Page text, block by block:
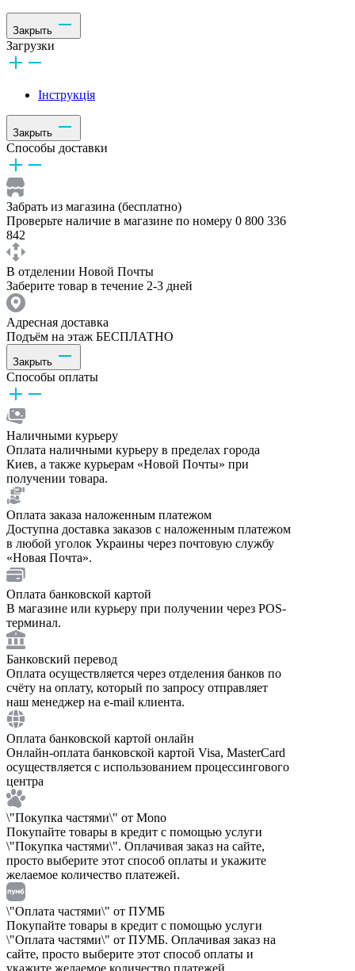
Закрыть
Загрузки
Інструкція
Закрыть
Способы доставки
Забрать из магазина (бесплатно)
Проверьте наличие в магазине по номеру 0 800 336
842
В отделении Новой Почты
Заберите товар в течение 2-3 дней
Адресная доставка
Подъём на этаж БЕСПЛАТНО
Закрыть
Способы оплаты
Наличными курьеру
Оплата наличными курьеру в пределах города
Киев, а также курьерам «Новой Почты» при
получении товара.
Оплата заказа наложенным платежом
Доступна доставка заказов с наложенным платежом
в любой уголок Украины через почтовую службу
«Новая Почта».
Оплата банковской картой
В магазине или курьеру при получении через POS-
терминал.
Банковский перевод
Оплата осуществляется через отделения банков по
счёту на оплату, который по запросу отправляет
наш менеджер на e-mail клиента.
Оплата банковской картой онлайн
Онлайн-оплата банковской картой Visa, MasterCard
осуществляется с использованием процессингового
центра
\"Покупка частями\" от Mono
Покупайте товары в кредит с помощью услуги
\"Покупка частями\". Оплачивая заказ на сайте,
просто выберите этот способ оплаты и укажите
желаемое количество платежей.
\"Оплата частями\" от ПУМБ
Покупайте товары в кредит с помощью услуги
\"Оплата частями\" от ПУМБ. Оплачивая заказ на
сайте, просто выберите этот способ оплаты и
укажите желаемое количество платежей.